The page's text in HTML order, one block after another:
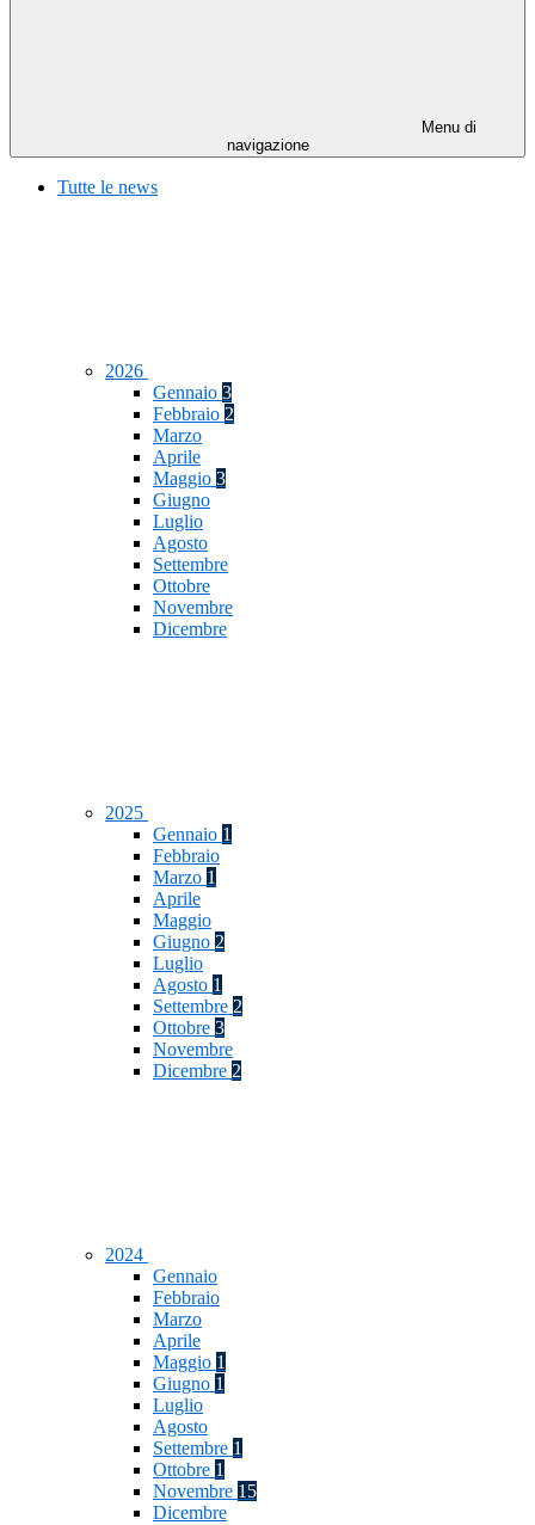
Menu di
navigazione
Tutte le news
2026
Gennaio 3
Febbraio 2
Marzo
Aprile
Maggio 3
Giugno
Luglio
Agosto
Settembre
Ottobre
Novembre
Dicembre
2025
Gennaio 1
Febbraio
Marzo 1
Aprile
Maggio
Giugno 2
Luglio
Agosto 1
Settembre 2
Ottobre 3
Novembre
Dicembre 2
2024
Gennaio
Febbraio
Marzo
Aprile
Maggio 1
Giugno 1
Luglio
Agosto
Settembre 1
Ottobre 1
Novembre 15
Dicembre